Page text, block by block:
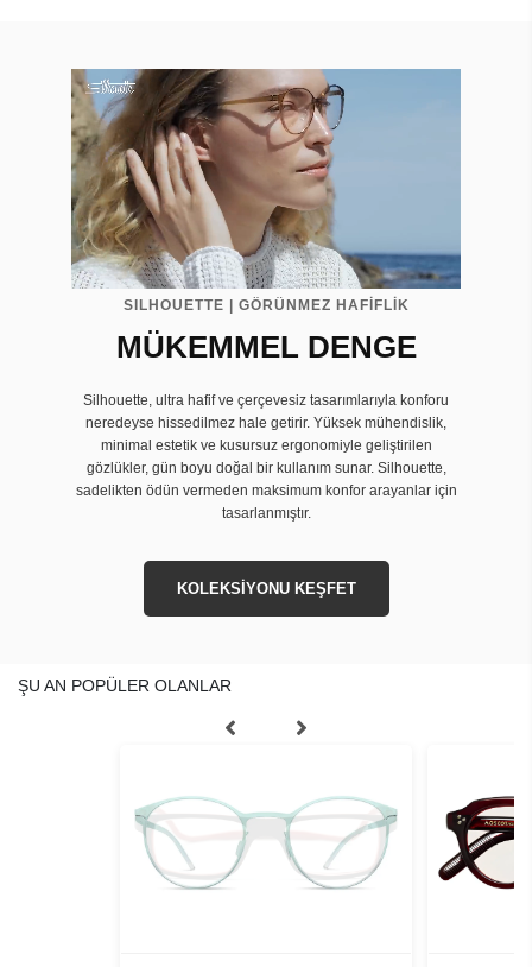
SILHOUETTE | GÖRÜNMEZ HAFİFLİK
MÜKEMMEL DENGE
Silhouette, ultra hafif ve çerçevesiz tasarımlarıyla konforu
neredeyse hissedilmez hale getirir. Yüksek mühendislik,
minimal estetik ve kusursuz ergonomiyle geliştirilen
gözlükler, gün boyu doğal bir kullanım sunar. Silhouette,
sadelikten ödün vermeden maksimum konfor arayanlar için
tasarlanmıştır.
KOLEKSİYONU KEŞFET
ŞU AN POPÜLER OLANLAR